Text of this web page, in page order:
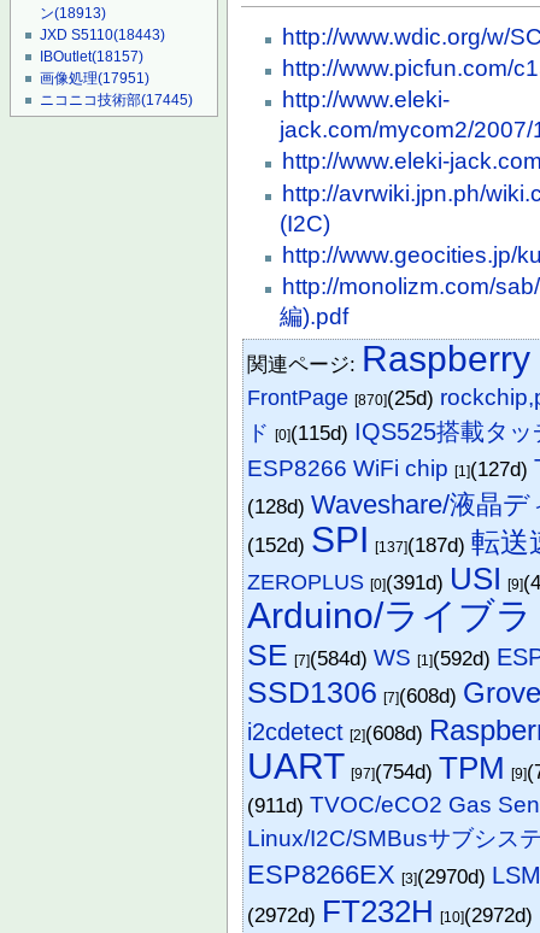
ン(18913)
JXD S5110(18443)
IBOutlet(18157)
画像処理(17951)
ニコニコ技術部(17445)
http://www.wdic.org/w/
http://www.picfun.com/
http://www.eleki-
jack.com/mycom2/
http://www.eleki-
http://avrwiki.jpn.ph/
(I2C)
http://www.geocities.jp/
http://monolizm.com/
編).pdf
関連ページ:
FrontPage [870](25d)
ド [0](115d) IQS525搭載タ
ESP8266 WiFi chip [1](127d)
(128d)Waveshare/液晶
(152d) SPI [137](187d)転送
ZEROPLUS [0](391d) USI [9]
Arduino/ライブ
SE [7](584d)WS [1](592d)
SSD1306 [7](608d)
i2cdetect [2](608d)
UART [97](754d) TPM [9]
(911d)TVOC/eCO2 Gas
Linux/I2C/SMBusサブシス
ESP8266EX [3](2970d)
(2972d) FT232H [10](2972d)